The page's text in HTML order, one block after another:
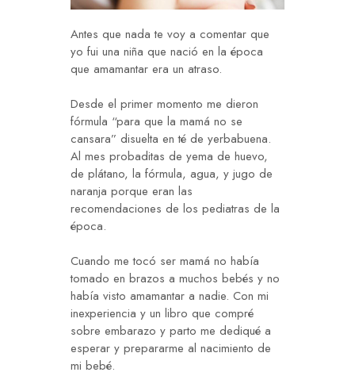
Antes que nada te voy a comentar que
yo fui una niña que nació en la época
que amamantar era un atraso.
Desde el primer momento me dieron
fórmula “para que la mamá no se
cansara” disuelta en té de yerbabuena.
Al mes probaditas de yema de huevo,
de plátano, la fórmula, agua, y jugo de
naranja porque eran las
recomendaciones de los pediatras de la
época.
Cuando me tocó ser mamá no había
tomado en brazos a muchos bebés y no
había visto amamantar a nadie. Con mi
inexperiencia y un libro que compré
sobre embarazo y parto me dediqué a
esperar y prepararme al nacimiento de
mi bebé.